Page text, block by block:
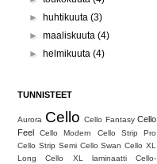
► huhtikuuta(3)
►maaliskuuta(4)
► helmikuuta(4)
TUNNISTEET
Aurora Cello Cello Fantasy Cello
Feel
Cello Modern
Cello Strip Pro
Cello Strip Semi Cello Swan Cello XL
Long
Cello XL laminaatti
Cello-